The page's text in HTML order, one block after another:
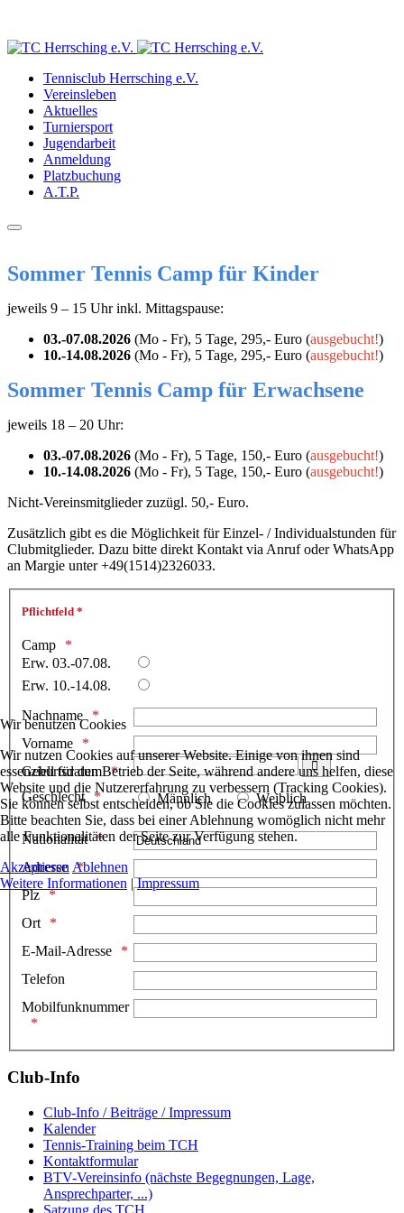
Tennisclub Herrsching e.V.
Vereinsleben
Aktuelles
Turniersport
Jugendarbeit
Anmeldung
Platzbuchung
A.T.P.
Sommer Tennis Camp für Kinder
jeweils 9 – 15 Uhr inkl. Mittagspause:
03.-07.08.2026 (Mo - Fr), 5 Tage, 295,- Euro (ausgebucht!)
10.-14.08.2026 (Mo - Fr), 5 Tage, 295,- Euro (ausgebucht!)
Sommer Tennis Camp für Erwachsene
jeweils 18 – 20 Uhr:
03.-07.08.2026 (Mo - Fr), 5 Tage, 150,- Euro (ausgebucht!)
10.-14.08.2026 (Mo - Fr), 5 Tage, 150,- Euro (ausgebucht!)
Nicht-Vereinsmitglieder zuzügl. 50,- Euro.
Zusätzlich gibt es die Möglichkeit für Einzel- / Individualstunden für
Clubmitglieder. Dazu bitte direkt Kontakt via Anruf oder WhatsApp
an Margie unter +49(1514)2326033.
Pflichtfeld *
Camp
Erw. 03.-07.08.
Erw. 10.-14.08.
Nachname
Vorname
Geburtsdatum
Kalender öffnen
Geschlecht Männlich Weiblich
Nationalität
Adresse
Plz
Ort
E-Mail-Adresse
Telefon
Mobilfunknummer
Club-Info
Club-Info / Beiträge / Impressum
Kalender
Tennis-Training beim TCH
Kontaktformular
BTV-Vereinsinfo (nächste Begegnungen, Lage,
Ansprechparter, ...)
Satzung des TCH
Wir benutzen Cookies
Wir nutzen Cookies auf unserer Website. Einige von ihnen sind
essenziell für den Betrieb der Seite, während andere uns helfen, diese
Website und die Nutzererfahrung zu verbessern (Tracking Cookies).
Sie können selbst entscheiden, ob Sie die Cookies zulassen möchten.
Bitte beachten Sie, dass bei einer Ablehnung womöglich nicht mehr
alle Funktionalitäten der Seite zur Verfügung stehen.
Akzeptieren Ablehnen
Weitere Informationen |Impressum